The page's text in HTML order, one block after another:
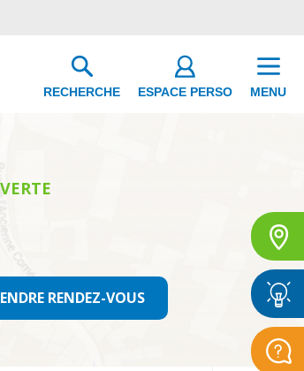
RECHERCHE ESPACE PERSO MENU
RENDEZ-VOUS